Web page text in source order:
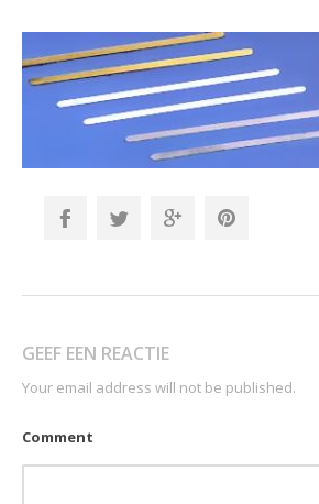
GEEF EEN REACTIE
Your email address will not be published.
Comment